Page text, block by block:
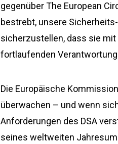
gegenüber The European
bestrebt, unsere
sicherzustellen, dass sie
fortlaufenden
Die Europäische
überwachen – und wenn
Anforderungen des DSA
seines weltweiten